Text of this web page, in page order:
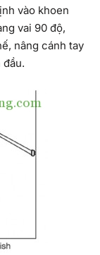
vào khoen
vai 90 độ,
nâng cánh tay